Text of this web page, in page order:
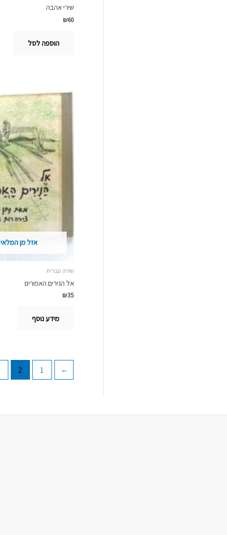
שירי אהבה
₪60
הוספה לסל
אזל מן המלאי
שירה עברית
אל הנירים האפורים
₪35
מידע נוסף
→
1
2